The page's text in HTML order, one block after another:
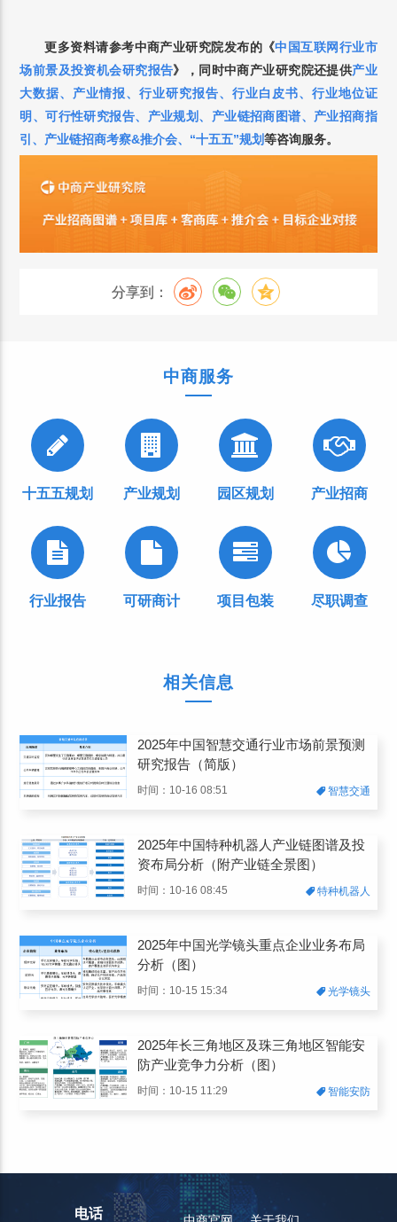
更多资料请参考中商产业研究院发布的《中国互联网行业市
场前景及投资机会研究报告》， 同时中商产业研究院还提供产业
大数据、 产业情报、行业研究报告、 行业白皮书、 行业地位证
明 、可行性研究报告、 产业规划 、 产业链招商图谱、 产业招商指
引 、 产业链招商考察&推介会、 “十五五”规划等咨询服务。
分享到：
中商服务
十五五规划 产业规划 园区规划 产业招商
行业报告 可研商计 项目包装 尽职调查
相关信息
2025年中国智慧交通行业市场前景预测
研究报告（简版）
时间：10-16 08:51 智慧交通
2025年中国特种机器人产业链图谱及投
资布局分析（附产业链全景图）
时间：10-16 08:45 特种机器人
2025年中国光学镜头重点企业业务布局
分析（图）
时间：10-15 15:34 光学镜头
2025年长三角地区及珠三角地区智能安
防产业竞争力分析（图）
时间：10-15 11:29 智能安防
电话